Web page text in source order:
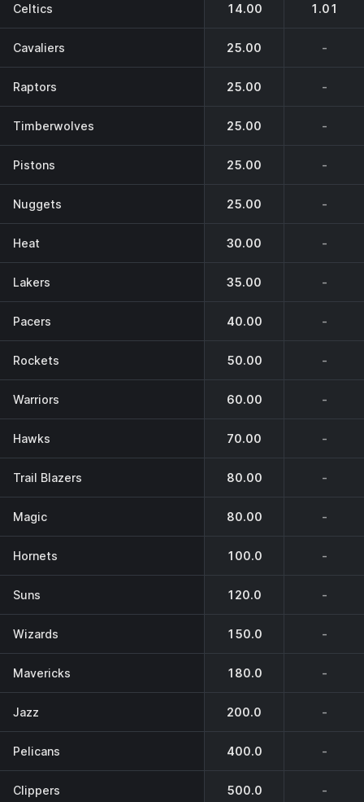
Celtics 14.00 1.01
Cavaliers 25.00 -
Raptors 25.00 -
Timberwolves 25.00 -
Pistons 25.00 -
Nuggets 25.00 -
Heat 30.00 -
Lakers 35.00 -
Pacers 40.00 -
Rockets 50.00 -
Warriors 60.00 -
Hawks 70.00 -
Trail Blazers 80.00 -
Magic 80.00 -
Hornets 100.0 -
Suns 120.0 -
Wizards 150.0 -
Mavericks 180.0 -
Jazz 200.0 -
Pelicans 400.0 -
Clippers 500.0 -